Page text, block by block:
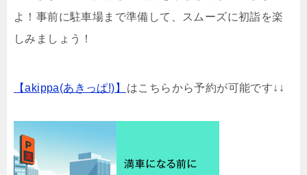
よ！事前に駐車場まで準備して、スムーズに初詣を楽
しみましょう！
【akippa(あきっぱ!)】 はこちらから予約が可能です↓↓